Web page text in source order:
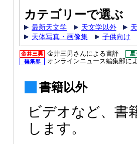
カテゴリーで選ぶ
最新天文学 天文学以外
天体写真・画像集
子供向け
金井三男さんによる書評
オンラインニュース編集部に
書籍以外
ビデオなど、書
します。